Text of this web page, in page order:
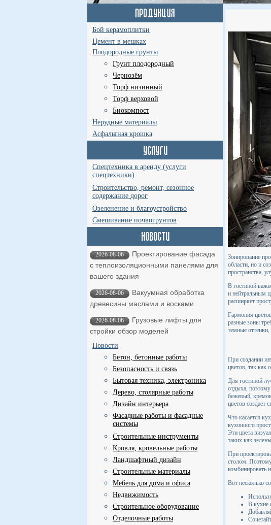
Бой керамоплитки
Цемент в мешках
Плодородные грунты
Грунт плодородный
Чернозём
Торф низинный
Торф верховой
Биокомпост
Нерудные материалы
Асфальтная крошка
Спецтехника в аренду (услуги
спецтехники)
Строительство, ремонт, сезонное
содержание дорог
Озеленение и благоустройство
Смешивание почвогрунтов
2026-08-06
Проектирование фасада
с теплоизоляционными панелями для
вашего здания
2026-08-06
Вакуумная обработка
древесины маслами и восками
2026-08-06
Грузовые лифты для
стройки обзор моделей
Новости
Бетон, бетонные работы
Безопасность и связь
Бытовая техника, электроника
Дерево, столярные работы
Дизайн интерьера
Фасадные работы и фасадные
системы
Строительные инструменты
Кровля, кровельные работы
Ландшафтный дизайн
Строительные материалы
Мебель для дома и офиса
Недвижимость
Строительное оборудование
Отделочные работы
Зонирование
области, но и
пространства,
В гостиной
и нейтральным
расширяет
Гармония
разные зоны
темные
При создании
цветов, так как
Для гостиной
отдыха, поэтому
бежевый,
цветов создает
Что касается
кухонного
Эти цвета
таких как
При
столом.
комбинировать
Вот несколько
В кухне